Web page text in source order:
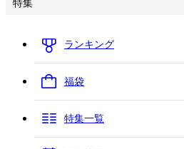
特集
ランキング
福袋
特集一覧